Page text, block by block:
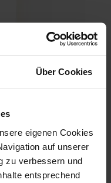
Über Cookies
eigenen Cookies
auf unserer
zu verbessern und
entsprechend